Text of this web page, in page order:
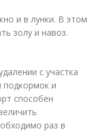
и в лунки. В этом
золу и навоз.
с участка
подкормок и
способен
раз в